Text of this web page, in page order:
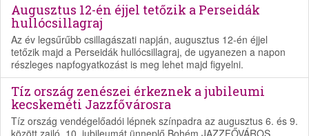
Augusztus 12-én éjjel tetőzik a Perseidák
hullócsillagraj
Az év legsűrűbb csillagászati napján, augusztus 12-én éjjel
tetőzik majd a Perseidák hullócsillagraj, de ugyanezen a napon
részleges napfogyatkozást is meg lehet majd figyelni.
Tíz ország zenészei érkeznek a jubileumi
kecskeméti Jazzfővárosra
Tíz ország vendégelőadói lépnek színpadra az augusztus 6. és 9.
között zajló, 10. jubileumát ünneplő Bohém JAZZFŐVÁROS